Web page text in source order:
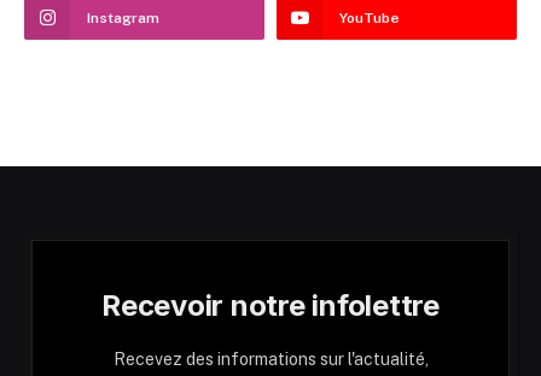
Instagram YouTube
Recevoir notre infolettre
Recevez des informations sur l'actualité,